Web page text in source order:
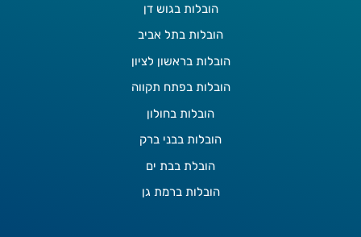
הובלות בגוש דן
הובלות בתל אביב
הובלות בראשון לציון
הובלות בפתח תקווה
הובלות בחולון
הובלות בבני ברק
הובלת בבת ים
הובלות ברמת גן